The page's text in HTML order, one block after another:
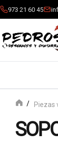
973 21 60 45
Piezas